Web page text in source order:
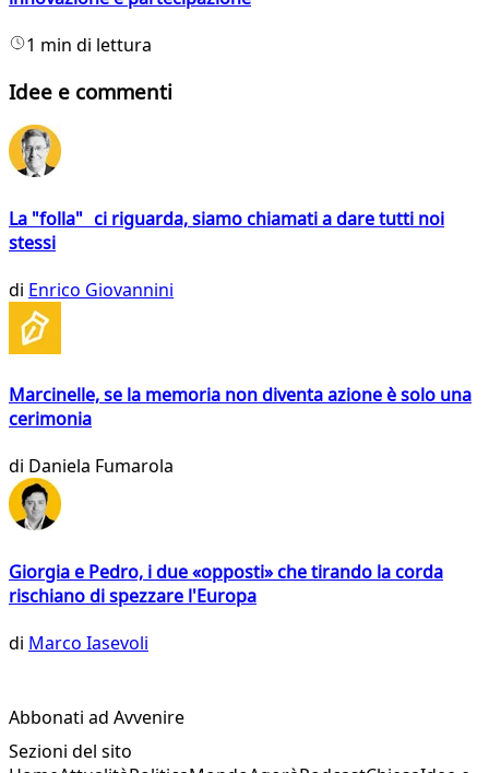
1 min di lettura
Idee e commenti
La "folla" ci riguarda, siamo chiamati a dare tutti noi
stessi
di Enrico Giovannini
Marcinelle, se la memoria non diventa azione è solo una
cerimonia
di Daniela Fumarola
Giorgia e Pedro, i due «opposti» che tirando la corda
rischiano di spezzare l'Europa
di Marco Iasevoli
Abbonati ad Avvenire
Sezioni del sito